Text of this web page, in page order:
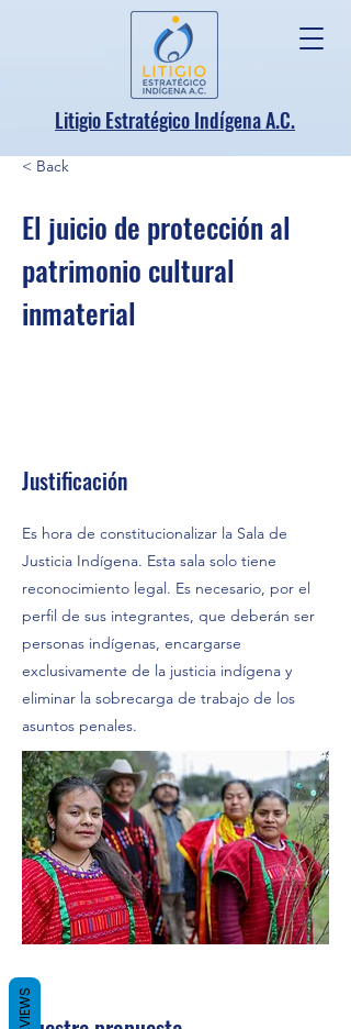
Litigio Estratégico Indígena A.C.
< Back
El juicio de protección al
patrimonio cultural
inmaterial
Justificación
Es hora de constitucionalizar la Sala de
Justicia Indígena. Esta sala solo tiene
reconocimiento legal. Es necesario, por el
perfil de sus integrantes, que deberán ser
personas indígenas, encargarse
exclusivamente de la justicia indígena y
eliminar la sobrecarga de trabajo de los
asuntos penales.
REVIEWS